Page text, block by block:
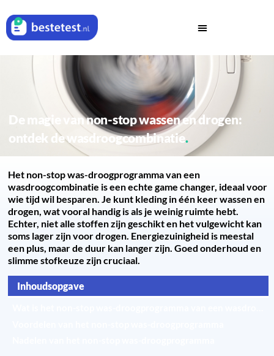
De magie van non-stop wassen en drogen:
ontdek de wasdroogcombinatie
Het non-stop was-droogprogramma van een
wasdroogcombinatie is een echte game changer, ideaal voor
wie tijd wil besparen. Je kunt kleding in één keer wassen en
drogen, wat vooral handig is als je weinig ruimte hebt.
Echter, niet alle stoffen zijn geschikt en het vulgewicht kan
soms lager zijn voor drogen. Energiezuinigheid is meestal
een plus, maar de duur kan langer zijn. Goed onderhoud en
slimme stofkeuze zijn cruciaal.
Inhoudsopgave